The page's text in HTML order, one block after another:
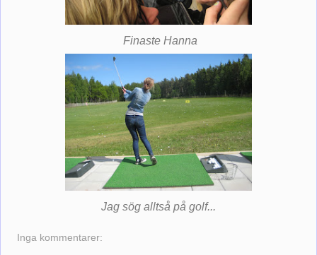
Finaste Hanna
Jag sög alltså på golf...
Inga kommentarer: